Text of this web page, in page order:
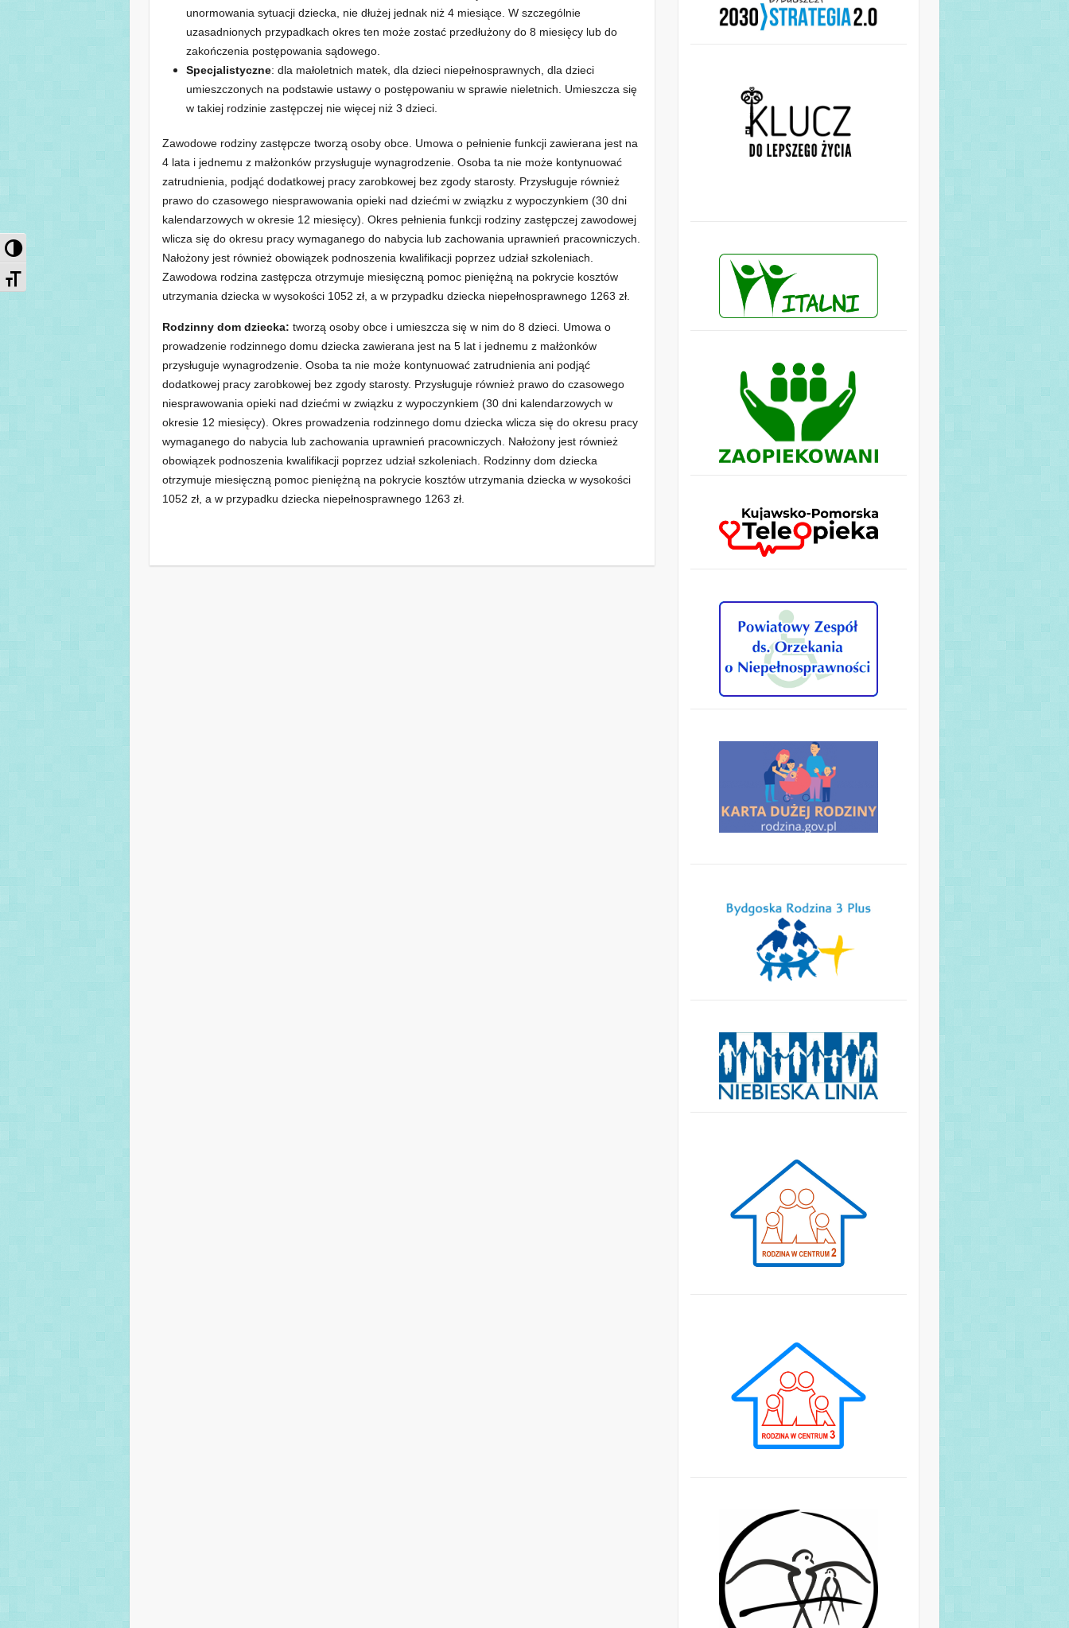
Przełącz wysoki kontrast
Zmień rozmiar czcionek
unormowania sytuacji dziecka, nie dłużej jednak niż 4 miesiące. W szczególnie
uzasadnionych przypadkach okres ten może zostać przedłużony do 8 miesięcy lub do
zakończenia postępowania sądowego.
Specjalistyczne: dla małoletnich matek, dla dzieci niepełnosprawnych, dla dzieci
umieszczonych na podstawie ustawy o postępowaniu w sprawie nieletnich. Umieszcza się
w takiej rodzinie zastępczej nie więcej niż 3 dzieci.
Zawodowe rodziny zastępcze tworzą osoby obce. Umowa o pełnienie funkcji zawierana jest na
4 lata i jednemu z małżonków przysługuje wynagrodzenie. Osoba ta nie może kontynuować
zatrudnienia, podjąć dodatkowej pracy zarobkowej bez zgody starosty. Przysługuje również
prawo do czasowego niesprawowania opieki nad dziećmi w związku z wypoczynkiem (30 dni
kalendarzowych w okresie 12 miesięcy). Okres pełnienia funkcji rodziny zastępczej zawodowej
wlicza się do okresu pracy wymaganego do nabycia lub zachowania uprawnień pracowniczych.
Nałożony jest również obowiązek podnoszenia kwalifikacji poprzez udział szkoleniach.
Zawodowa rodzina zastępcza otrzymuje miesięczną pomoc pieniężną na pokrycie kosztów
utrzymania dziecka w wysokości 1052 zł, a w przypadku dziecka niepełnosprawnego 1263 zł.
Rodzinny dom dziecka: tworzą osoby obce i umieszcza się w nim do 8 dzieci. Umowa o
prowadzenie rodzinnego domu dziecka zawierana jest na 5 lat i jednemu z małżonków
przysługuje wynagrodzenie. Osoba ta nie może kontynuować zatrudnienia ani podjąć
dodatkowej pracy zarobkowej bez zgody starosty. Przysługuje również prawo do czasowego
niesprawowania opieki nad dziećmi w związku z wypoczynkiem (30 dni kalendarzowych w
okresie 12 miesięcy). Okres prowadzenia rodzinnego domu dziecka wlicza się do okresu pracy
wymaganego do nabycia lub zachowania uprawnień pracowniczych. Nałożony jest również
obowiązek podnoszenia kwalifikacji poprzez udział szkoleniach. Rodzinny dom dziecka
otrzymuje miesięczną pomoc pieniężną na pokrycie kosztów utrzymania dziecka w wysokości
1052 zł, a w przypadku dziecka niepełnosprawnego 1263 zł.